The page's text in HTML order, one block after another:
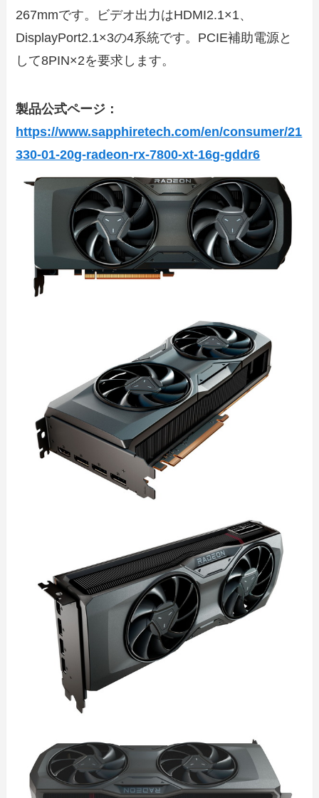
267mmです。ビデオ出力はHDMI2.1×1、
DisplayPort2.1×3の4系統です。PCIE補助電源と
して8PIN×2を要求します。
製品公式ページ：
https://www.sapphiretech.com/en/consumer/21
330-01-20g-radeon-rx-7800-xt-16g-gddr6